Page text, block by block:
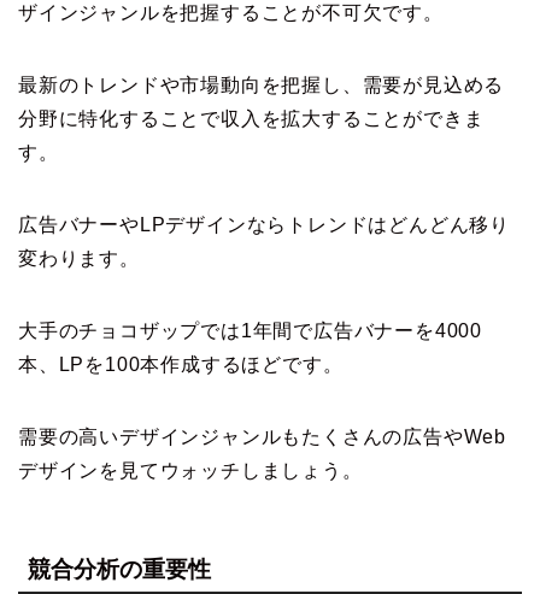
ザインジャンルを把握することが不可欠です。
最新のトレンドや市場動向を把握し、需要が見込める
分野に特化することで収入を拡大することができま
す。
広告バナーやLPデザインならトレンドはどんどん移り
変わります。
大手のチョコザップでは1年間で広告バナーを4000
本、LPを100本作成するほどです。
需要の高いデザインジャンルもたくさんの広告やWeb
デザインを見てウォッチしましょう。
競合分析の重要性